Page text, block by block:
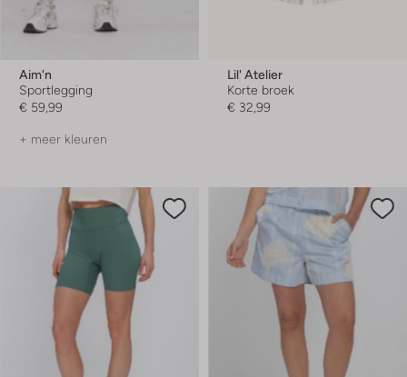
Aim'n
Sportlegging
€ 59,99
+ meer kleuren
Lil' Atelier
Korte broek
€ 32,99